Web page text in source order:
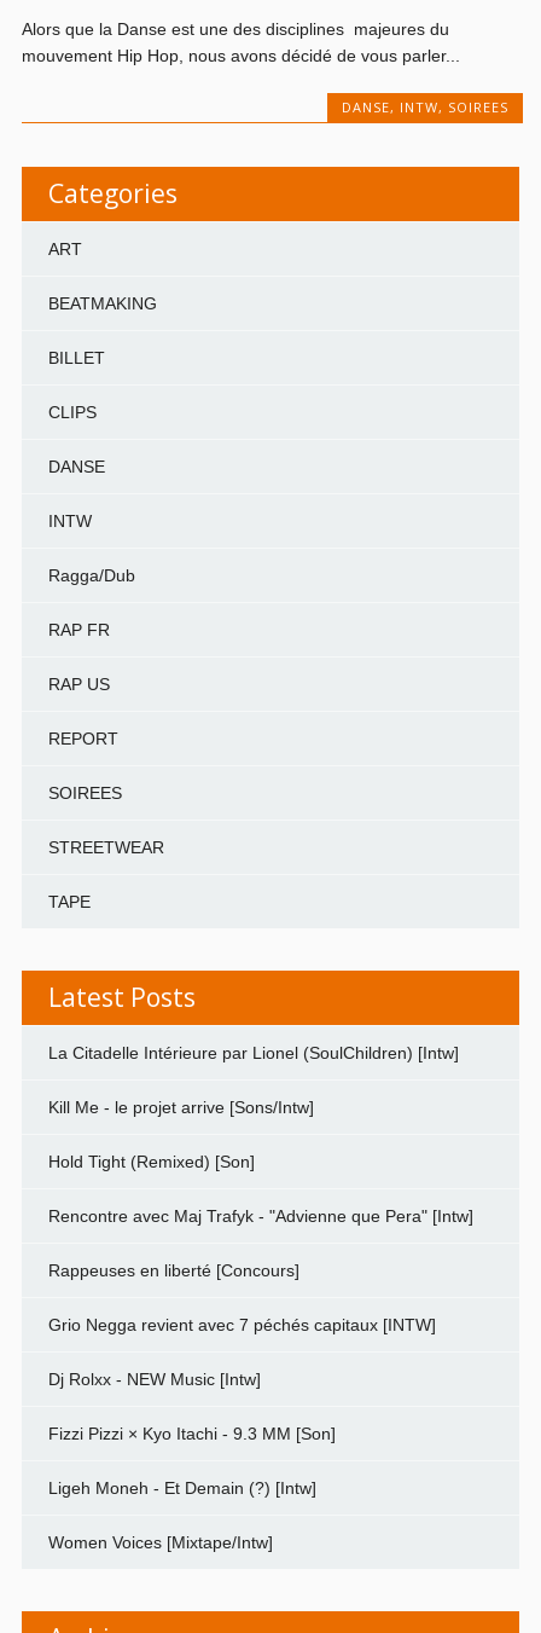
Alors que la Danse est une des disciplines majeures du
mouvement Hip Hop, nous avons décidé de vous parler...
DANSE, INTW, SOIREES
Categories
ART
BEATMAKING
BILLET
CLIPS
DANSE
INTW
Ragga/Dub
RAP FR
RAP US
REPORT
SOIREES
STREETWEAR
TAPE
Latest Posts
La Citadelle Intérieure par Lionel (SoulChildren) [Intw]
Kill Me - le projet arrive [Sons/Intw]
Hold Tight (Remixed) [Son]
Rencontre avec Maj Trafyk - "Advienne que Pera" [Intw]
Rappeuses en liberté [Concours]
Grio Negga revient avec 7 péchés capitaux [INTW]
Dj Rolxx - NEW Music [Intw]
Fizzi Pizzi × Kyo Itachi - 9.3 MM [Son]
Ligeh Moneh - Et Demain (?) [Intw]
Women Voices [Mixtape/Intw]